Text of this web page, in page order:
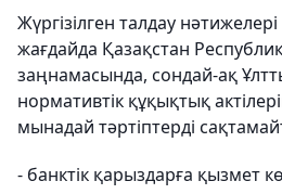
Жүргізілген талдау
жағдайда Қазақстан
заңнамасында, сондай-ақ
нормативтік құқықтық
мынадай тәртіптерді
- банктік қарыздарға қызмет